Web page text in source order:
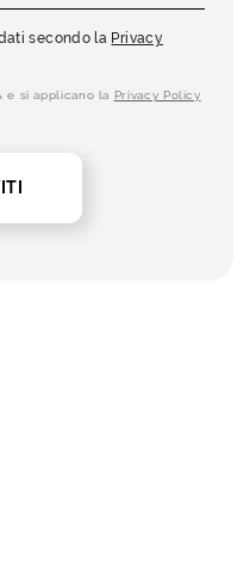
secondo la Privacy
e si applicano la Privacy Policy